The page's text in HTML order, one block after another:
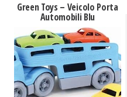
Green Toys – Veicolo Porta
Automobili Blu